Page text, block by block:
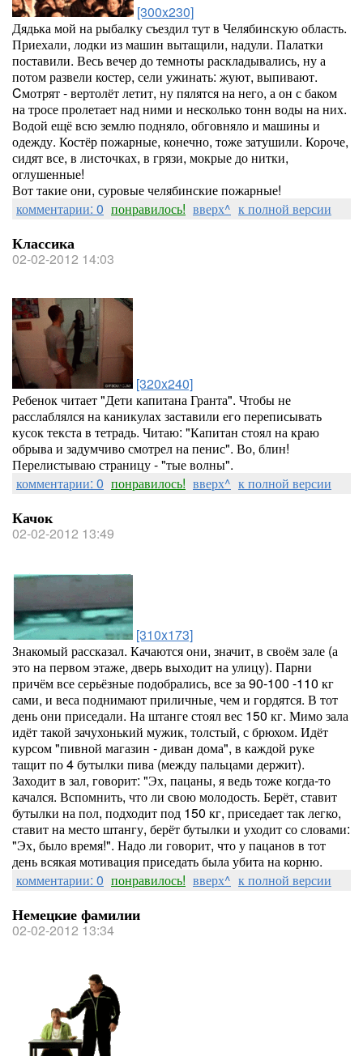
[300x230]
Дядька мой на рыбалку съездил тут в Челябинскую область.
Приехали, лодки из машин вытащили, надули. Палатки
поставили. Весь вечер до темноты раскладывались, ну а
потом развели костер, сели ужинать: жуют, выпивают.
Cмотрят - вертолёт летит, ну пялятся на него, а он с баком
на тросе пролетает над ними и несколько тонн воды на них.
Водой ещё всю землю подняло, обговняло и машины и
одежду. Костёр пожарные, конечно, тоже затушили. Короче,
сидят все, в листочках, в грязи, мокрые до нитки,
оглушенные!
Вот такие они, суровые челябинские пожарные!
комментарии: 0 понравилось! вверх^ к полной версии
Классика
02-02-2012 14:03
[320x240]
Ребенок читает "Дети капитана Гранта". Чтобы не
расслаблялся на каникулах заставили его переписывать
кусок текста в тетрадь. Читаю: "Капитан стоял на краю
обрыва и задумчиво смотрел на пенис". Во, блин!
Перелистываю страницу - "тые волны".
комментарии: 0 понравилось! вверх^ к полной версии
Качок
02-02-2012 13:49
[310x173]
Знакомый рассказал. Качаются они, значит, в своём зале (а
это на первом этаже, дверь выходит на улицу). Парни
причём все серьёзные подобрались, все за 90-100 -110 кг
сами, и веса поднимают приличные, чем и гордятся. В тот
день они приседали. На штанге стоял вес 150 кг. Мимо зала
идёт такой зачухонький мужик, толстый, с брюхом. Идёт
курсом "пивной магазин - диван дома", в каждой руке
тащит по 4 бутылки пива (между пальцами держит).
Заходит в зал, говорит: "Эх, пацаны, я ведь тоже когда-то
качался. Вспомнить, что ли свою молодость. Берёт, ставит
бутылки на пол, подходит под 150 кг, приседает так легко,
ставит на место штангу, берёт бутылки и уходит со словами:
"Эх, было время!". Надо ли говорит, что у пацанов в тот
день всякая мотивация приседать была убита на корню.
комментарии: 0 понравилось! вверх^ к полной версии
Немецкие фамилии
02-02-2012 13:34